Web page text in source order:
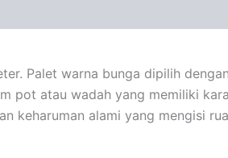
Palet warna bunga dipilih
pot atau wadah yang memiliki
keharuman alami yang mengisi